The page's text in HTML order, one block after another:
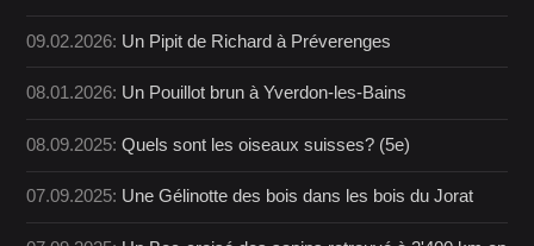
09.02.2026: Un Pipit de Richard à Préverenges
08.01.2026: Un Pouillot brun à Yverdon-les-Bains
08.09.2025:Quels sont les oiseaux suisses? (5e)
07.09.2025: Une Gélinotte des bois dans les bois du Jorat